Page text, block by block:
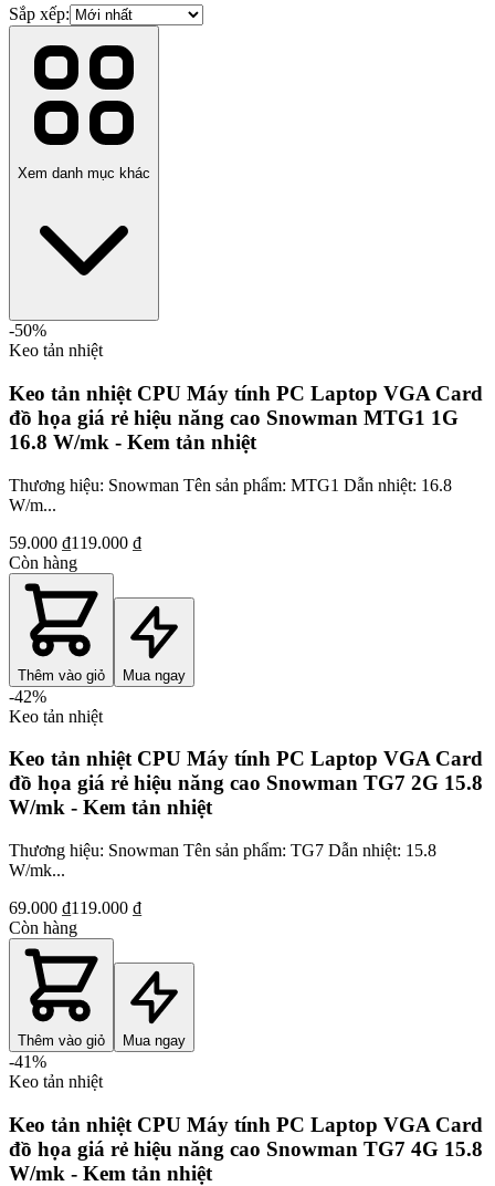
Sắp xếp:
Xem danh mục khác
-50%
Keo tản nhiệt
Keo tản nhiệt CPU Máy tính PC Laptop VGA Card
đồ họa giá rẻ hiệu năng cao Snowman MTG1 1G
16.8 W/mk - Kem tản nhiệt
Thương hiệu: Snowman Tên sản phẩm: MTG1 Dẫn nhiệt: 16.8
W/m...
59.000 ₫119.000 ₫
Còn hàng
Thêm vào giỏ Mua ngay
-42%
Keo tản nhiệt
Keo tản nhiệt CPU Máy tính PC Laptop VGA Card
đồ họa giá rẻ hiệu năng cao Snowman TG7 2G 15.8
W/mk - Kem tản nhiệt
Thương hiệu: Snowman Tên sản phẩm: TG7 Dẫn nhiệt: 15.8
W/mk...
69.000 ₫119.000 ₫
Còn hàng
Thêm vào giỏ Mua ngay
-41%
Keo tản nhiệt
Keo tản nhiệt CPU Máy tính PC Laptop VGA Card
đồ họa giá rẻ hiệu năng cao Snowman TG7 4G 15.8
W/mk - Kem tản nhiệt